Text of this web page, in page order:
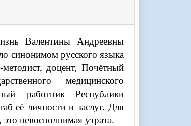
Валентины Андреевны
синонимом русского языка
доцент, Почётный
медицинского
работник Республики
её личности и заслуг. Для
это невосполнимая утрата.